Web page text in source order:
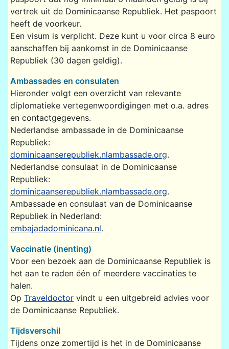
vertrek uit de Dominicaanse Republiek. Het paspoort
heeft de voorkeur.
Een visum is verplicht. Deze kunt u voor circa 8 euro
aanschaffen bij aankomst in de Dominicaanse
Republiek (30 dagen geldig).
Ambassades en consulaten
Hieronder volgt een overzicht van relevante
diplomatieke vertegenwoordigingen met o.a. adres
en contactgegevens.
Nederlandse ambassade in de Dominicaanse
Republiek:
dominicaanserepubliek.nlambassade.org.
Nederlandse consulaat in de Dominicaanse
Republiek:
dominicaanserepubliek.nlambassade.org.
Ambassade en consulaat van de Dominicaanse
Republiek in Nederland:
embajadadominicana.nl.
Vaccinatie (inenting)
Voor een bezoek aan de Dominicaanse Republiek is
het aan te raden één of meerdere vaccinaties te
halen.
Op Traveldoctor vindt u een uitgebreid advies voor
de Dominicaanse Republiek.
Tijdsverschil
Tijdens onze zomertijd is het in de Dominicaanse